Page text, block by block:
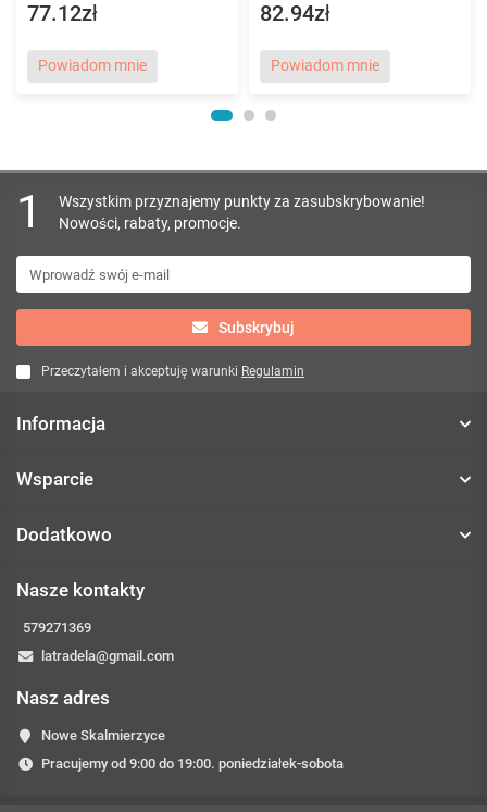
77.12zł
Powiadom mnie
82.94zł
Powiadom mnie
1
Wszystkim przyznajemy punkty za zasubskrybowanie!
Nowości, rabaty, promocje.
Subskrybuj
Przeczytałem i akceptuję warunki Regulamin
Informacja
Wsparcie
Dodatkowo
Nasze kontakty
579271369
latradela@gmail.com
Nasz adres
Nowe Skalmierzyce
Pracujemy od 9:00 do 19:00. poniedziałek-sobota